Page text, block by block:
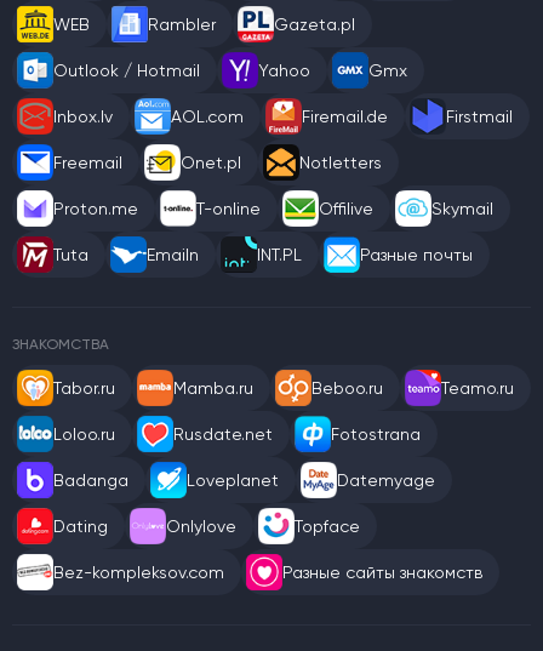
WEB Rambler Gazeta.pl
Outlook / Hotmail Yahoo Gmx
Inbox.lv AOL.com Firemail.de Firstmail
Freemail Onet.pl Notletters
Proton.me T-online Offilive Skymail
Tuta Emailn INT.PL Разные почты
ЗНАКОМСТВА
Tabor.ru Mamba.ru Beboo.ru Teamo.ru
Loloo.ru Rusdate.net Fotostrana
Badanga Loveplanet Datemyage
Dating Onlylove Topface
Bez-kompleksov.com Разные сайты знакомств